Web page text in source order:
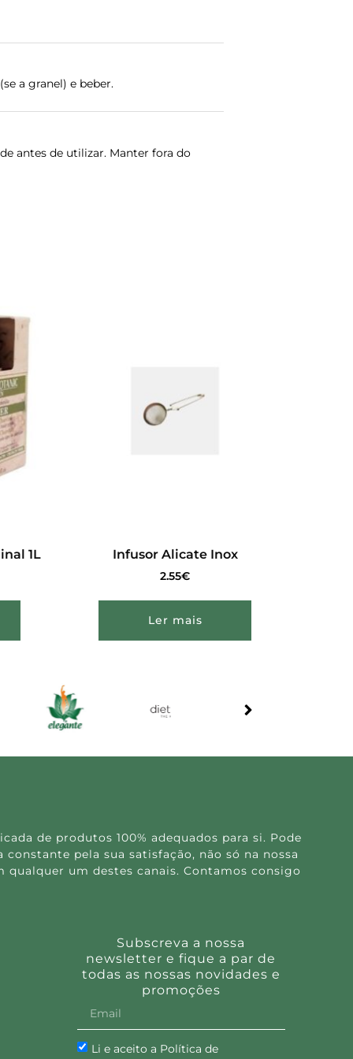
a granel) e beber.
antes de utilizar. Manter fora do
1L Infusor Alicate Inox
2.55€
Ler mais
de produtos 100% adequados para si. Pode
pela sua satisfação, não só na nossa
um destes canais. Contamos consigo
Subscreva a nossa
newsletter e fique a par de
todas as nossas novidades e
promoções
Li e aceito a Política de